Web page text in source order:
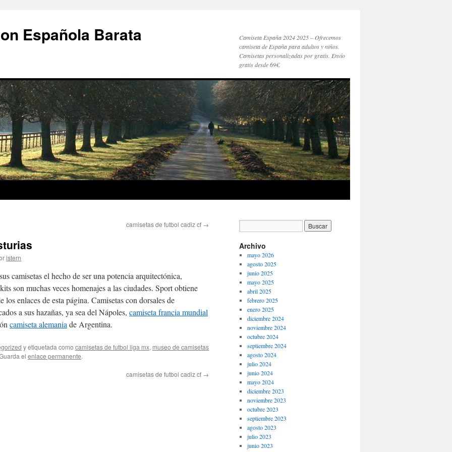
Española Barata
Camiseta España 2024 2025 – Ofrecemos
camiseta de España para adultos y niños.
Camisetas personalizadas por gratis. Envío
gratis desde 69€.
camisetas de futbol cadiz cf →
istern
camisetas el hecho de ser una potencia arquitectónica,
son muchas veces homenajes a las ciudades. Sport obtiene
los enlaces de esta página. Camisetas con dorsales de
a sus hazañas, ya sea del Nápoles, camiseta francia mundial
camiseta alemania de Argentina.
y etiquetada como camisetas de futbol liga mx, museo de camisetas
el enlace permanente.
camisetas de futbol cadiz cf →
Archivo
mayo 2026
agosto 2025
junio 2025
mayo 2025
abril 2025
febrero 2025
enero 2025
diciembre 2024
noviembre 2024
octubre 2024
septiembre 2024
agosto 2024
julio 2024
junio 2024
mayo 2024
diciembre 2023
noviembre 2023
octubre 2023
septiembre 2023
agosto 2023
julio 2023
junio 2023